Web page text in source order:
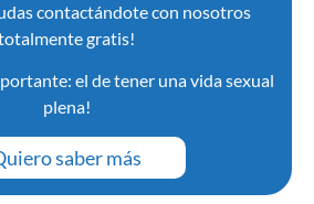
contactándote con nosotros
gratis!
el de tener una vida sexual
plena!
saber más